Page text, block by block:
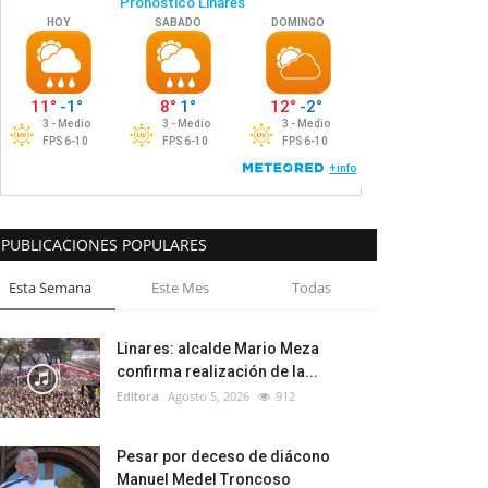
PUBLICACIONES POPULARES
Esta Semana Este Mes Todas
Linares: alcalde Mario Meza
confirma realización de la...
Editora Agosto 5, 2026 912
Pesar por deceso de diácono
Manuel Medel Troncoso